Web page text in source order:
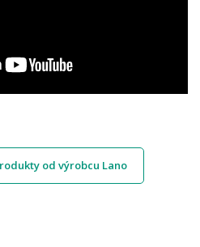
od výrobcu Lano